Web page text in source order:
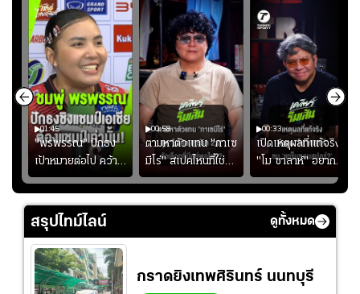
01:45
"พรพรรณ" ปักธง
เป้าหมายต่อไป คว้า
แชมป์ชิงแชมป์
เอเชีย เพื่อตั๋ว
โอลิมปิก
00:58
ตามหาตัวแทน "กาเซ
มีโร่" สเปคไหนที่ใช่
สำหรับแมนยูยุค
"คาร์ริค 2.0"?
00:33
เปิดเหตุผลที่แท้จริงที่
"โม ซาลาห์" อยาก
ย้ายซบ "แทร็บซอนส
ปอร์"
สรุปไทม์ไลน์ ดูทั้งหมด
กราดยิงเทพศิรินทร์ นนทบุรี